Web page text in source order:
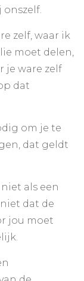
zelf, waar ik
moet delen,
je ware zelf
dat
om je te
dat geldt
als een
dat de
jou moet